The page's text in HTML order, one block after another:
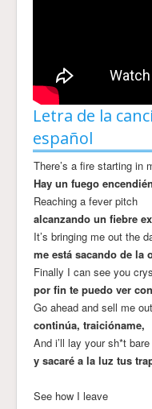
Letra de la
español
There’s a fire starting in
Hay un fuego
Reaching a fever pitch
alcanzando un fiebre
It’s bringing me out the
me está sacando de la
Finally I can see you
por fin te puedo ver
Go ahead and sell me out
continúa, traicióname,
And i’ll lay your sh*t bare
y sacaré a la luz tus
See how I leave